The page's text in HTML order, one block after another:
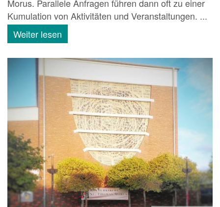
Morus. Parallele Anfragen führen dann oft zu einer
Kumulation von Aktivitäten und Veranstaltungen. ...
Weiter lesen